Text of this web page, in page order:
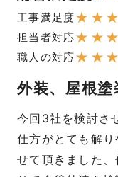
工事満足度★ ★ ★
担当者対応★ ★ ★
職人の対応★ ★ ★
外装、屋根塗
今回3社を検討さ
仕方がとても解
せて頂きました